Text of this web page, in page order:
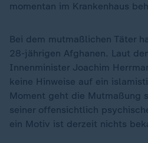
momentan im Krankenhaus
Bei dem mutmaßlichen Täter
28-jährigen Afghanen. Laut
Innenminister Joachim
keine Hinweise auf ein
Moment geht die Mutmaßung
seiner offensichtlich
ein Motiv ist derzeit nichts